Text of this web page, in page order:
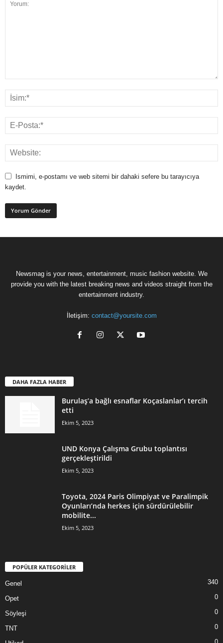
Ismimi, e-postamı ve web sitemi bir dahaki sefere bu tarayıcıya
kaydet.
Newsmag is your news, entertainment, music fashion website. We
provide you with the latest breaking news and videos straight from the
entertainment industry.
İletişim: contact@yoursite.com
DAHA FAZLA HABER
Burulaş’a bağlı esnaflar Koçaslanlar’ı tercih
etti
Ekim 5, 2023
UND Konya Çalışma Grubu toplantısı
gerçekleştirildi
Ekim 5, 2023
Toyota, 2024 Paris Olimpiyat ve Paralimpik
Oyunları’nda herkes için sürdürülebilir
mobilite...
Ekim 5, 2023
POPÜLER KATEGORİLER
Genel 340
Opet 0
Söyleşi 0
TNT 0